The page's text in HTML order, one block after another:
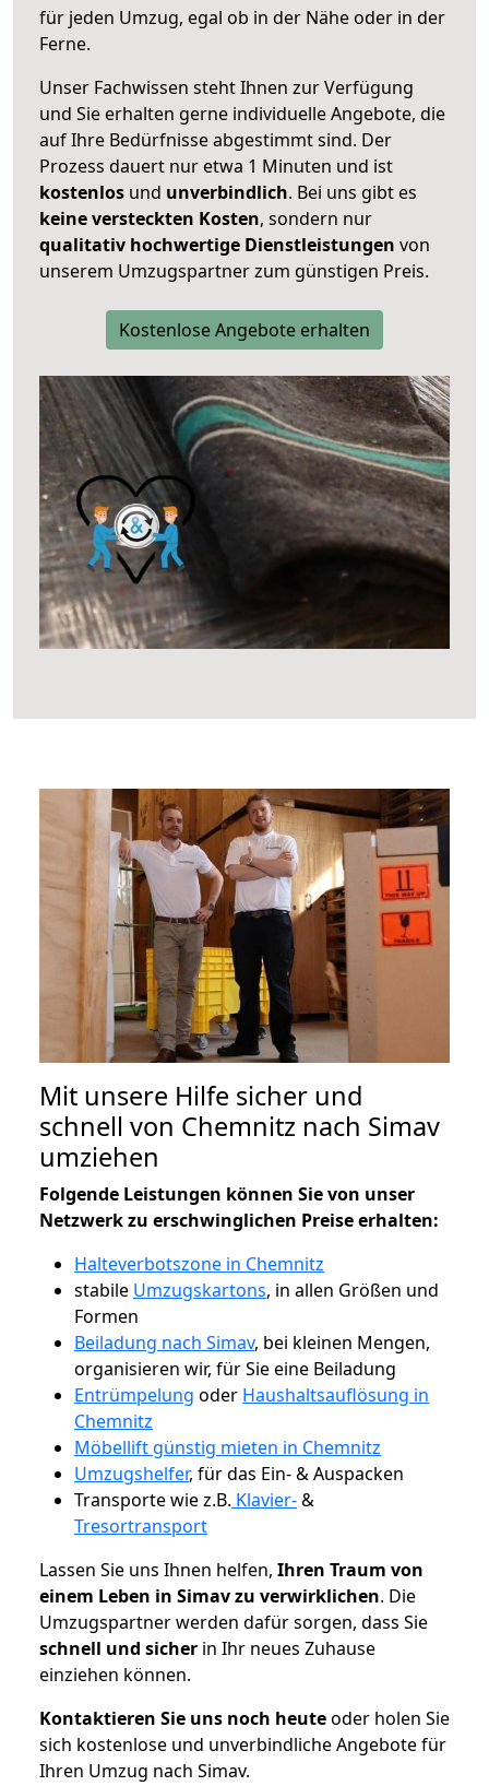
für jeden Umzug, egal ob in der Nähe oder in der
Ferne.
Unser Fachwissen steht Ihnen zur Verfügung
und Sie erhalten gerne individuelle Angebote, die
auf Ihre Bedürfnisse abgestimmt sind. Der
Prozess dauert nur etwa 1 Minuten und ist
kostenlos und unverbindlich. Bei uns gibt es
keine versteckten Kosten, sondern nur
qualitativ hochwertige Dienstleistungen von
unserem Umzugspartner zum günstigen Preis.
Kostenlose Angebote erhalten
Mit unsere Hilfe sicher und
schnell von Chemnitz nach Simav
umziehen
Folgende Leistungen können Sie von unser
Netzwerk zu erschwinglichen Preise erhalten:
Halteverbotszone in Chemnitz
stabile Umzugskartons, in allen Größen und
Formen
Beiladung nach Simav, bei kleinen Mengen,
organisieren wir, für Sie eine Beiladung
Entrümpelung oder Haushaltsauflösung in
Chemnitz
Möbellift günstig mieten in Chemnitz
Umzugshelfer, für das Ein- & Auspacken
Transporte wie z.B. Klavier-&
Tresortransport
Lassen Sie uns Ihnen helfen, Ihren Traum von
einem Leben in Simav zu verwirklichen. Die
Umzugspartner werden dafür sorgen, dass Sie
schnell und sicher in Ihr neues Zuhause
einziehen können.
Kontaktieren Sie uns noch heuteoder holen Sie
sich kostenlose und unverbindliche Angebote für
Ihren Umzug nach Simav.